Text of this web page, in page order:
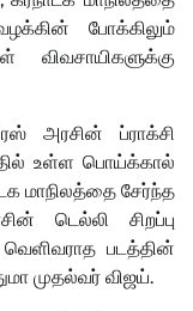
போக்கிலும்
அரசின் ப்ராக்சி
உள்ள பொய்க்கால்
மாநிலத்தை சேர்ந்த
டெல்லி சிறப்பு
வெளிவராத படத்தின்
முதல்வர் விஜய்.